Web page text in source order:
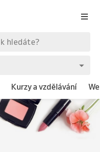
Kurzy a vzdělávání